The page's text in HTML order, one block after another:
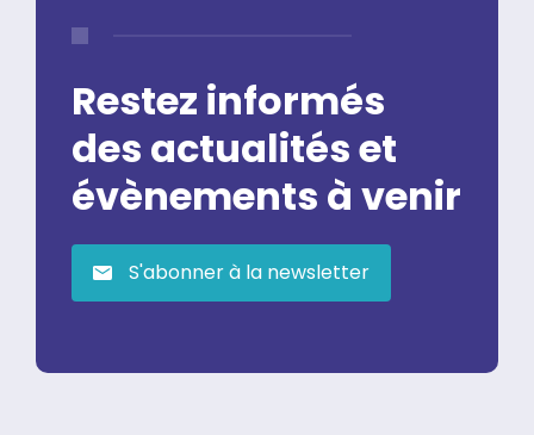
Restez informés
des actualités et
évènements à venir
S'abonner à la newsletter